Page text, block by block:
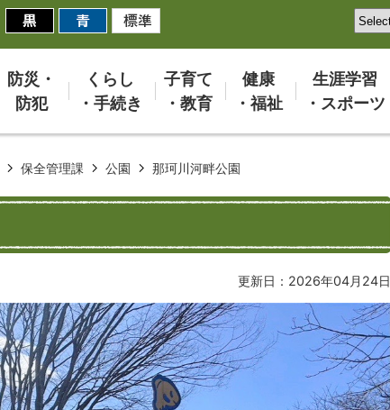
防災・
防犯
くらし
・手続き
子育て
・教育
健康
・福祉
生涯学習
・スポーツ
保全管理課 公園 那珂川河畔公園
更新日：2026年04月24日